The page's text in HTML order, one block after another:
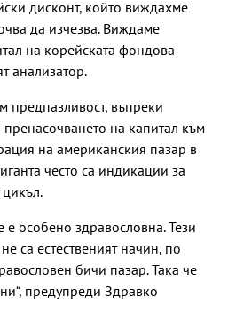
дисконт, който виждахме
да изчезва. Виждаме
на корейската фондова
анализатор.
предпазливост, въпреки
на капитал към
на американския пазар в
често са индикации за
е особено здравословна. Тези
са естественият начин, по
бичи пазар. Така че
предупреди Здравко